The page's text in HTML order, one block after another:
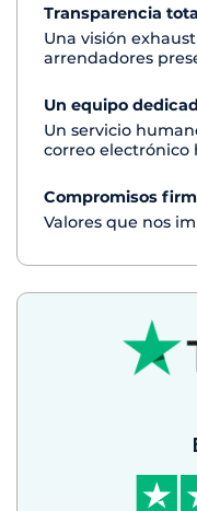
Transparencia
Una visión
arrendadores
Un equipo
Un servicio
correo electrónico
Compromisos
Valores que nos